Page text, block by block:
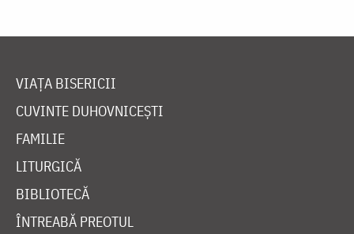
VIAȚA BISERICII
CUVINTE DUHOVNICEȘTI
FAMILIE
LITURGICĂ
BIBLIOTECĂ
ÎNTREABĂ PREOTUL